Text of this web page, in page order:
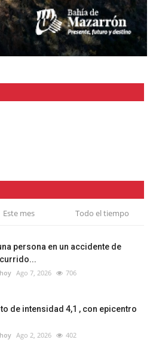
Este mes Todo el tiempo
persona en un accidente de
Ago 7, 2026 706
de intensidad 4,1 , con epicentro
Ago 2, 2026 402